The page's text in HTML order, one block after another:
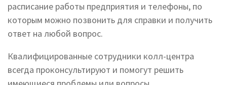
расписание работы предприятия и телефоны, по
которым можно позвонить для справки и получить
ответ на любой вопрос.
Квалифицированные сотрудники колл-центра
всегда проконсультируют и помогут решить